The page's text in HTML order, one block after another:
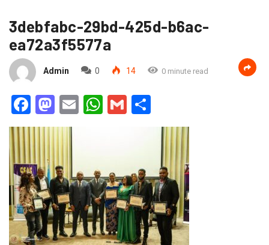
3debfabc-29bd-425d-b6ac-
ea72a3f5577a
Admin 0 14 0 minute read
Facebook
Mastodon
EmailWhatsApp
Gmail